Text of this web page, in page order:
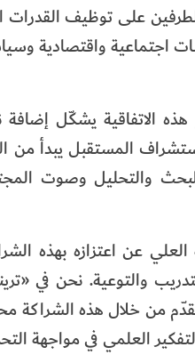
على توظيف القدرات
اجتماعية واقتصادية
الاتفاقية يشكّل
استشراف المستقبل يبدأ
والتحليل وصوت
عن اعتزازه بهذه
والتوعية. نحن في
من خلال هذه
العلمي في مواجهة